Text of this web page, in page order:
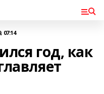
07:14
год, как